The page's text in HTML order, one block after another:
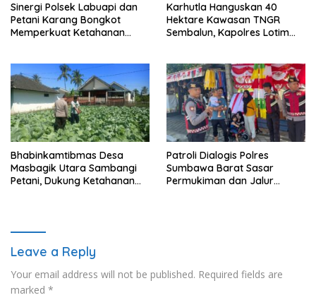
Sinergi Polsek Labuapi dan
Petani Karang Bongkot
Memperkuat Ketahanan
Karhutla Hanguskan 40
Hektare Kawasan TNGR
Sembalun, Kapolres Lotim
Bhabinkamtibmas Desa
Masbagik Utara Sambangi
Petani, Dukung Ketahanan
Patroli Dialogis Polres
Sumbawa Barat Sasar
Permukiman dan Jalur
Leave a Reply
Your email address will not be published. Required fields are
marked *